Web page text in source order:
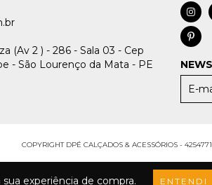
sua experiência de compra. ENTENDI
(Av 2 ) - 286 - Sala 03 - Cep
- São Lourenço da Mata - PE
COPYRIGHT DPÉ CALÇADOS & ACESSÓRIOS -